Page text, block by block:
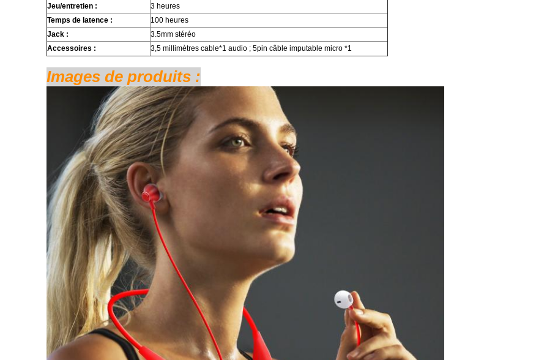
Jeu/entretien :
3 heures
Temps de latence :
100 heures
Jack :
3.5mm stéréo
Accessoires :
3,5 millimètres cable*1 audio ; 5pin câble imputable micro *1
Images de produits :